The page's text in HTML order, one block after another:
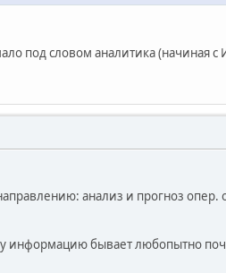
под словом аналитика
анализ и прогноз опер.
информацию бывает любопытно